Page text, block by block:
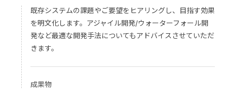
既存システムの課題やご要望をヒアリングし、目指す効果
を明文化します。アジャイル開発/ウォーターフォール開
発など最適な開発手法についてもアドバイスさせていただ
きます。
成果物